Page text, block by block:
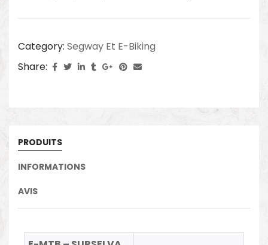
Category: Segway Et E-Biking
Share:
PRODUITS
INFORMATIONS
AVIS